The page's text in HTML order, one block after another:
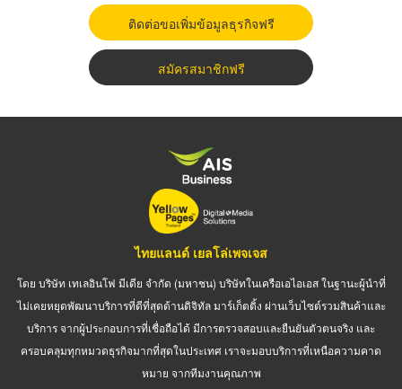
ติดต่อขอเพิ่มข้อมูลธุรกิจฟรี
สมัครสมาชิกฟรี
ไทยแลนด์ เยลโล่เพจเจส
โดย บริษัท เทเลอินโฟ มีเดีย จำกัด (มหาชน) บริษัทในเครือเอไอเอส ในฐานะผู้นำที่
ไม่เคยหยุดพัฒนาบริการที่ดีที่สุดด้านดิจิทัล มาร์เก็ตติ้ง ผ่านเว็บไซต์รวมสินค้าและ
บริการ จากผู้ประกอบการที่เชื่อถือได้ มีการตรวจสอบและยืนยันตัวตนจริง และ
ครอบคลุมทุกหมวดธุรกิจมากที่สุดในประเทศ เราจะมอบบริการที่เหนือความคาด
หมาย จากทีมงานคุณภาพ